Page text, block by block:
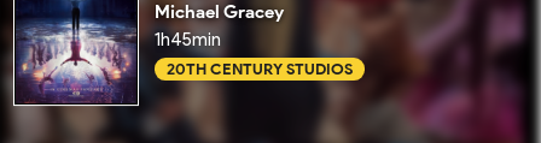
Michael Gracey
1h45min
20TH CENTURY STUDIOS